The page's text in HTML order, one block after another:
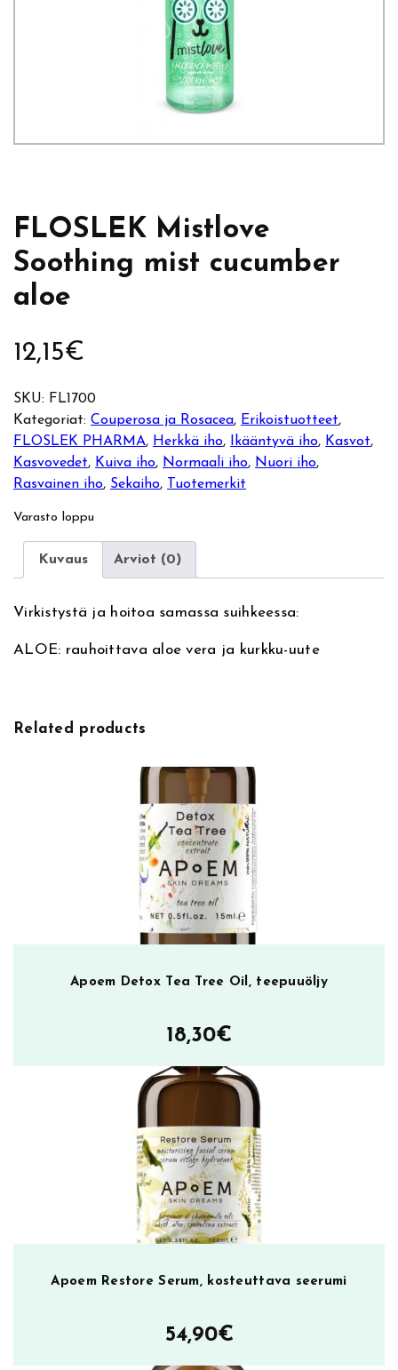
FLOSLEK Mistlove
Soothing mist cucumber
aloe
12,15€
SKU: FL1700
Kategoriat:Couperosa ja Rosacea, Erikoistuotteet
FLOSLEK PHARMA, Herkkä iho, Ikääntyvä iho, Kasvot
Kasvovedet, Kuiva iho, Normaali iho, Nuori iho
Rasvainen iho, Sekaiho, Tuotemerkit
Varasto loppu
Kuvaus Arviot (0)
Virkistystä ja hoitoa samassa suihkeessa:
ALOE: rauhoittava aloe vera ja kurkku-uute
Related products
Apoem Detox Tea Tree Oil, teepuuöljy
18,30€
Apoem Restore Serum, kosteuttava seerumi
54,90€